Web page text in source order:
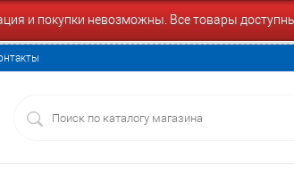
и покупки невозможны. Все товары